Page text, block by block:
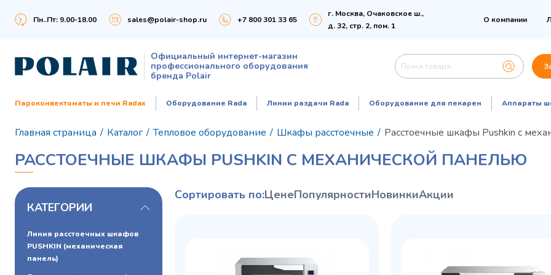
Пн..Пт: 9.00-18.00 sales@polair-shop.ru +7 800 301 33 65
г. Москва, Очаковское ш.,
д. 32, стр. 2, пом. 1
О компании
Официальный интернет-магазин
профессионального оборудования
бренда Polair
Пароконвектоматы и печи Radax Оборудование Rada Линии раздачи Rada Оборудование для пекарен Аппараты
Главная страница / Каталог / Тепловое оборудование / Шкафы расстоечные / Расстоечные шкафы Pushkin с
РАССТОЕЧНЫЕ ШКАФЫ PUSHKIN С МЕХАНИЧЕСКОЙ ПАНЕЛЬЮ
КАТЕГОРИИ
Линия расстоечных шкафов
PUSHKIN (механическая
панель)
Сортировать по:ЦенеПопулярностиНовинкиАкции